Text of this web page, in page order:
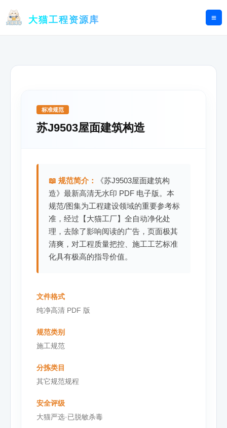
大猫工程资源库
标准规范
苏J9503屋面建筑构造
📖 规范简介：
《苏J9503屋面建筑构
造》最新高清无水印 PDF 电子版。本
规范/图集为工程建设领域的重要参考标
准，经过【大猫工厂】全自动净化处
理，去除了影响阅读的广告，页面极其
清爽，对工程质量把控、施工工艺标准
化具有极高的指导价值。
文件格式
纯净高清 PDF 版
规范类别
施工规范
分拣类目
其它规范规程
安全评级
大猫严选·已脱敏杀毒